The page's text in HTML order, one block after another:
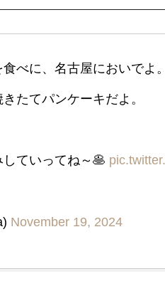
べに、名古屋においでよ。
たてパンケーキだよ。
ていってね～🥞
November 19, 2024